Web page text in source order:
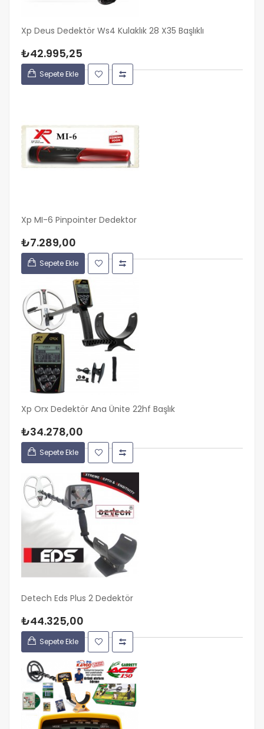
Xp Deus Dedektör Ws4 Kulaklık 28 X35 Başlıklı
₺42.995,25
Sepete Ekle
Xp MI-6 Pinpointer Dedektor
₺7.289,00
Sepete Ekle
Xp Orx Dedektör Ana Ünite 22hf Başlık
₺34.278,00
Sepete Ekle
Detech Eds Plus 2 Dedektör
₺44.325,00
Sepete Ekle